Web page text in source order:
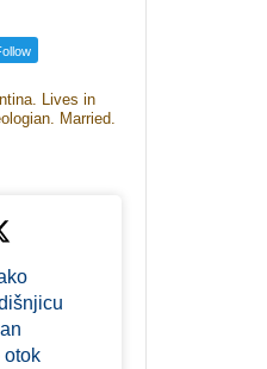
Lives in
Married.
otok